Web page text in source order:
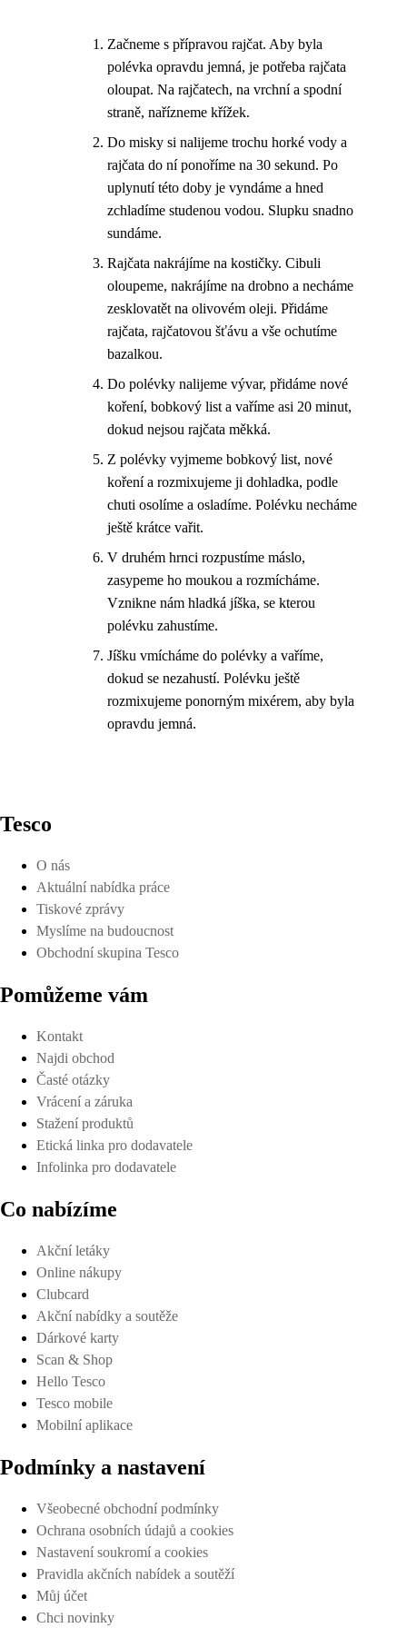
Začneme s přípravou rajčat. Aby byla
polévka opravdu jemná, je potřeba rajčata
oloupat. Na rajčatech, na vrchní a spodní
straně, nařízneme křížek.
Do misky si nalijeme trochu horké vody a
rajčata do ní ponoříme na 30 sekund. Po
uplynutí této doby je vyndáme a hned
zchladíme studenou vodou. Slupku snadno
sundáme.
Rajčata nakrájíme na kostičky. Cibuli
oloupeme, nakrájíme na drobno a necháme
zesklovatět na olivovém oleji. Přidáme
rajčata, rajčatovou šťávu a vše ochutíme
bazalkou.
Do polévky nalijeme vývar, přidáme nové
koření, bobkový list a vaříme asi 20 minut,
dokud nejsou rajčata měkká.
Z polévky vyjmeme bobkový list, nové
koření a rozmixujeme ji dohladka, podle
chuti osolíme a osladíme. Polévku necháme
ještě krátce vařit.
V druhém hrnci rozpustíme máslo,
zasypeme ho moukou a rozmícháme.
Vznikne nám hladká jíška, se kterou
polévku zahustíme.
Jíšku vmícháme do polévky a vaříme,
dokud se nezahustí. Polévku ještě
rozmixujeme ponorným mixérem, aby byla
opravdu jemná.
Tesco
O nás
Aktuální nabídka práce
Tiskové zprávy
Myslíme na budoucnost
Obchodní skupina Tesco
Pomůžeme vám
Kontakt
Najdi obchod
Časté otázky
Vrácení a záruka
Stažení produktů
Etická linka pro dodavatele
Infolinka pro dodavatele
Co nabízíme
Akční letáky
Online nákupy
Clubcard
Akční nabídky a soutěže
Dárkové karty
Scan & Shop
Hello Tesco
Tesco mobile
Mobilní aplikace
Podmínky a nastavení
Všeobecné obchodní podmínky
Ochrana osobních údajů a cookies
Nastavení soukromí a cookies
Pravidla akčních nabídek a soutěží
Můj účet
Chci novinky